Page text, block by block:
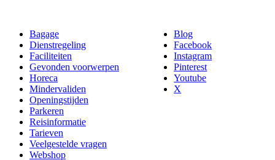
Bagage
Dienstregeling
Faciliteiten
Gevonden voorwerpen
Horeca
Mindervaliden
Openingstijden
Parkeren
Reisinformatie
Tarieven
Veelgestelde vragen
Webshop
Blog
Facebook
Instagram
Pinterest
Youtube
X